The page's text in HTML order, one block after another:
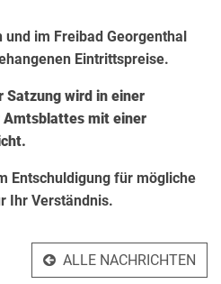
und im Freibad Georgenthal
Eintrittspreise.
Satzung wird in einer
Amtsblattes mit einer
Entschuldigung für mögliche
Ihr Verständnis.
ALLE NACHRICHTEN